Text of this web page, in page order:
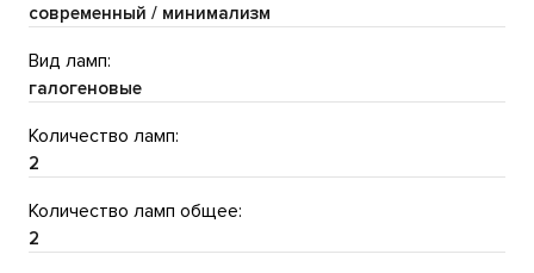
современный / минимализм
Вид ламп:
галогеновые
Количество ламп:
2
Количество ламп общее:
2